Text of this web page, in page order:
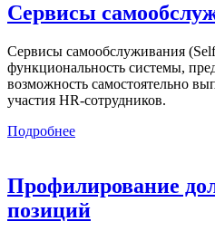
Сервисы
Сервисы самообслуживания
функциональность системы,
возможность самостоятельно
участия HR-сотрудников.
Подробнее
Профилирование
позиций